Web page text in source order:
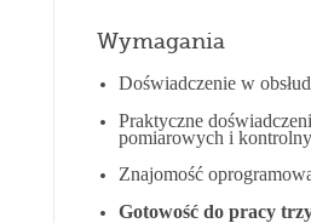
Wymagania
Doświadczenie w
Praktyczne
pomiarowych i
Znajomość
Gotowość do pracy